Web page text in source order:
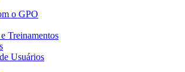
o GPO
Treinamentos
Usuários